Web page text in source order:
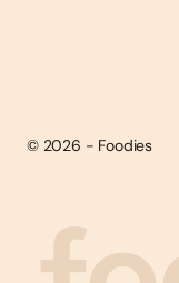
© 2026 - Foodies